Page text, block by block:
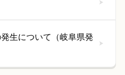
生について（岐阜県発